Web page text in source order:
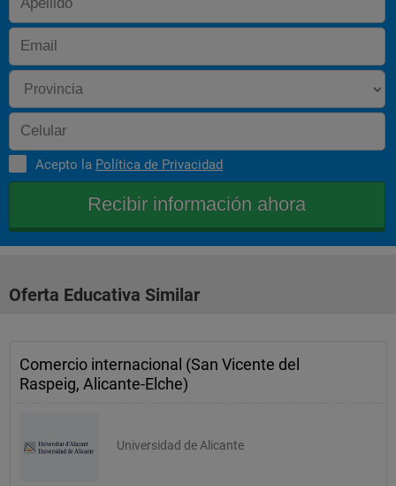
Acepto la Política de Privacidad
Oferta Educativa Similar
Comercio internacional (San Vicente del
Raspeig, Alicante-Elche)
Universidad de Alicante